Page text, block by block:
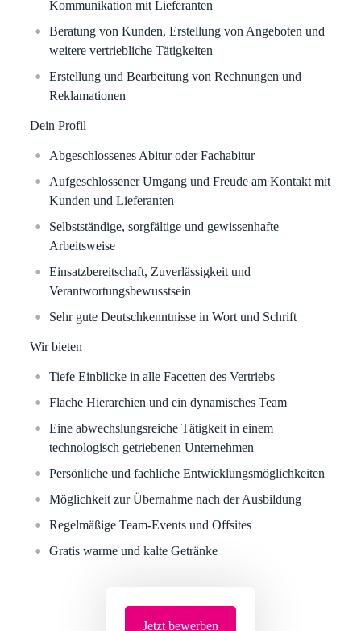
Kommunikation mit Lieferanten
Beratung von Kunden, Erstellung von Angeboten und
weitere vertriebliche Tätigkeiten
Erstellung und Bearbeitung von Rechnungen und
Reklamationen
Dein Profil
Abgeschlossenes Abitur oder Fachabitur
Aufgeschlossener Umgang und Freude am Kontakt mit
Kunden und Lieferanten
Selbstständige, sorgfältige und gewissenhafte
Arbeitsweise
Einsatzbereitschaft, Zuverlässigkeit und
Verantwortungsbewusstsein
Sehr gute Deutschkenntnisse in Wort und Schrift
Wir bieten
Tiefe Einblicke in alle Facetten des Vertriebs
Flache Hierarchien und ein dynamisches Team
Eine abwechslungsreiche Tätigkeit in einem
technologisch getriebenen Unternehmen
Persönliche und fachliche Entwicklungsmöglichkeiten
Möglichkeit zur Übernahme nach der Ausbildung
Regelmäßige Team-Events und Offsites
Gratis warme und kalte Getränke
Jetzt bewerben